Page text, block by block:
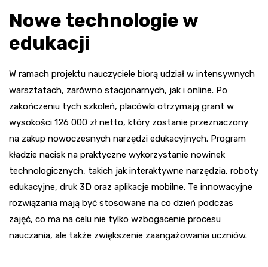
Nowe technologie w
edukacji
W ramach projektu nauczyciele biorą udział w intensywnych
warsztatach, zarówno stacjonarnych, jak i online. Po
zakończeniu tych szkoleń, placówki otrzymają grant w
wysokości 126 000 zł netto, który zostanie przeznaczony
na zakup nowoczesnych narzędzi edukacyjnych. Program
kładzie nacisk na praktyczne wykorzystanie nowinek
technologicznych, takich jak interaktywne narzędzia, roboty
edukacyjne, druk 3D oraz aplikacje mobilne. Te innowacyjne
rozwiązania mają być stosowane na co dzień podczas
zajęć, co ma na celu nie tylko wzbogacenie procesu
nauczania, ale także zwiększenie zaangażowania uczniów.